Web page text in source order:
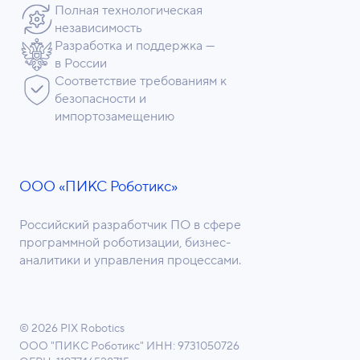
ООО «ПИКС Роботикс»
Российский разработчик ПО в сфере
программной роботизации, бизнес-
аналитики и управления процессами.
Полная технологическая
независимость
Разработка и поддержка —
в России
Соответствие требованиям к
безопасности и
импортозамещению
© 2026 PIX Robotics
ООО "ПИКС Роботикс" ИНН: 9731050726